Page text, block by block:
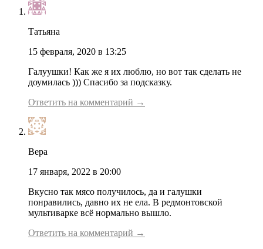
Татьяна
15 февраля, 2020 в 13:25
Галуушки! Как же я их люблю, но вот так сделать не
доумилась ))) Спасибо за подсказку.
Ответить на комментарий →
Вера
17 января, 2022 в 20:00
Вкусно так мясо получилось, да и галушки
понравились, давно их не ела. В редмонтовской
мультиварке всё нормально вышло.
Ответить на комментарий →